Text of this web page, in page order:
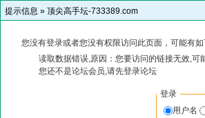
提示信息 » 顶尖高手坛-733389.com
您没有登录或者您没有权限访问此页面，可能有
读取数据错误,原因：您要访问的链接无效,可
您还不是论坛会员,请先登录论坛
登录
用户名